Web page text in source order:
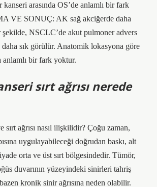
kanseri arasında OS’de anlamlı bir fark
VE SONUÇ: AK sağ akciğerde daha
şekilde, NSCLC’de akut pulmoner advers
sık görülür. Anatomik lokasyona göre
anlamlı bir fark yoktur.
sırt ağrısı nerede
sırt ağrısı nasıl ilişkilidir? Çoğu zaman,
uygulayabileceği doğrudan baskı, alt
orta ve üst sırt bölgesindedir. Tümör,
duvarının yüzeyindeki sinirleri tahriş
kronik sinir ağrısına neden olabilir.